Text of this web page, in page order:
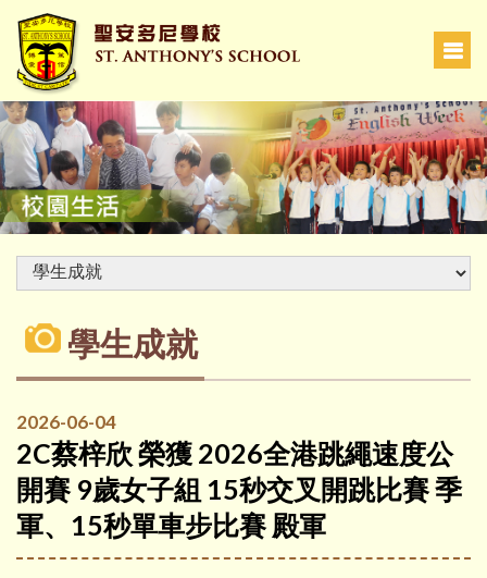
學生成就
2026-06-04
2C蔡梓欣 榮獲 2026全港跳繩速度公
開賽 9歲女子組 15秒交叉開跳比賽 季
軍、15秒單車步比賽 殿軍